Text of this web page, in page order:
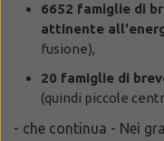
6652 famiglie di
attinente
fusione),
20 famiglie di
(quindi piccole
- che continua - Nei